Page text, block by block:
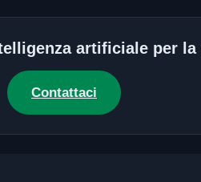
artificiale per la
Contattaci